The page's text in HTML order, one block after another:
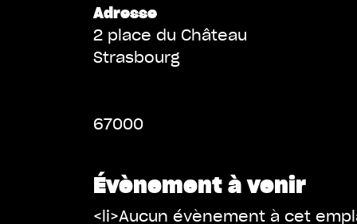
Adresse
2 place du Château
Strasbourg
67000
Évènement à venir
<li>Aucun évènement à cet